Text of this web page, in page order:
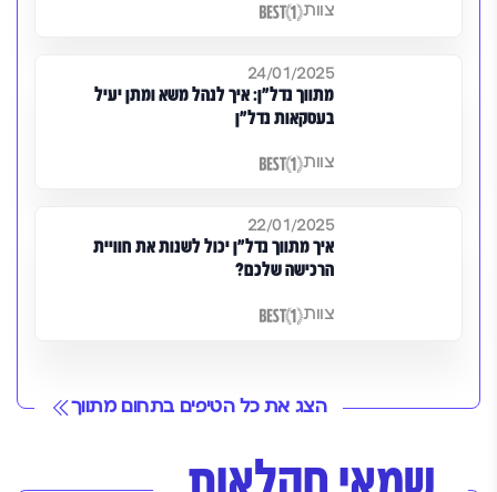
צוות
24/01/2025
מתווך נדל"ן: איך לנהל משא ומתן יעיל
בעסקאות נדל"ן
צוות
22/01/2025
איך מתווך נדל"ן יכול לשנות את חוויית
הרכישה שלכם?
צוות
הצג את כל הטיפים בתחום מתווך